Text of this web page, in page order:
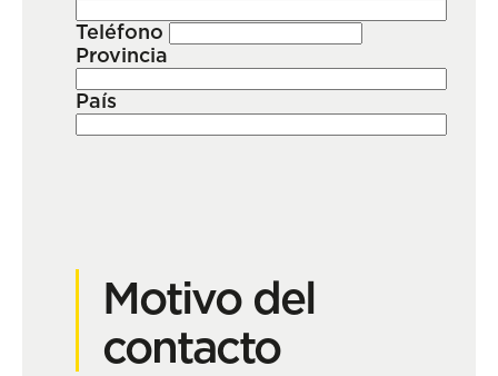
Teléfono
Provincia
País
Motivo del
contacto